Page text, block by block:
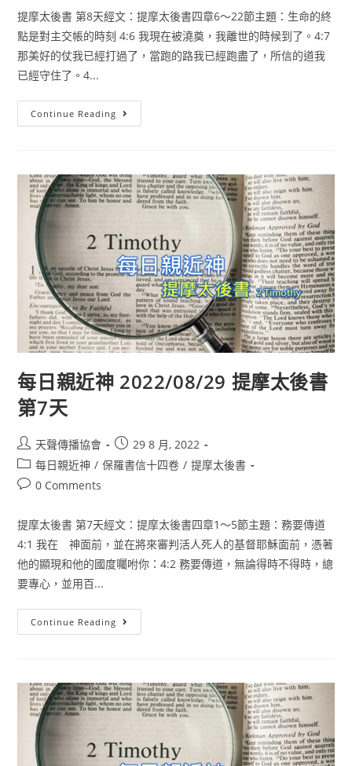
提摩太後書 第8天經文：提摩太後書四章6〜22節主題：生命的終
點是對主交帳的時刻 4:6 我現在被澆奠，我離世的時候到了。4:7
那美好的仗我已經打過了，當跑的路我已經跑盡了，所信的道我
已經守住了。4...
Continue Reading
每日親近神 2022/08/29 提摩太後書
第7天
天聲傳播協會
29 8 月, 2022
每日親近神 / 保羅書信十四卷 / 提摩太後書
0 Comments
提摩太後書 第7天經文：提摩太後書四章1〜5節主題：務要傳道
4:1 我在 神面前，並在將來審判活人死人的基督耶穌面前，憑著
他的顯現和他的國度囑咐你：4:2 務要傳道，無論得時不得時，總
要專心，並用百...
Continue Reading